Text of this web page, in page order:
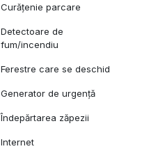
Curățenie parcare
Detectoare de
fum/incendiu
Ferestre care se deschid
Generator de urgență
Îndepărtarea zăpezii
Internet